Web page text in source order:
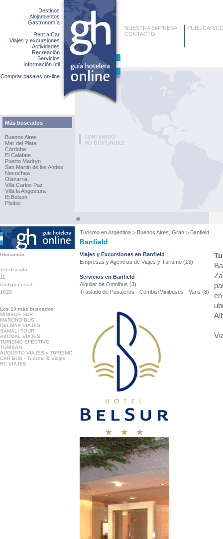
Destinos
Alojamientos
Gastronomía
Rent a Car
Viajes y excursiones
Actividades
Recreación
Servicios
Información útil
Comprar pasajes on-line
Más buscados
Buenos Aires
Mar del Plata
Córdoba
El Calafate
Puerto Madryn
San Martin de los Andes
Necochea
Olavarria
Villa Carlos Paz
Villa la Angostura
El Bolson
Plottier
NUESTRA EMPRESA
CONTACTO
PUBLICAR/
Turismo enArgentina > Buenos Aires, Gran > Banfield
Banfield
Ubicación
Telediscado:
11
Código postal:
1828
Los 10 más buscados
MINIBUS SUR
MAROÑO BUS
DELMAR VIAJES
SAMALI TOUR
AKUMAL VIAJES
TURISMO EFECTIVO
TURIBAN
AUGUSTO VIAJES y TURISMO
CAR BUS - Turismo & Viajes
RC VIAJES
Viajes y Excursiones en Banfield
Empresas y Agencias de Viajes y Turismo (13)
Servicios en Banfield
Alquiler de Omnibus (3)
Traslado de Pasajeros - Combis/Minibuses - Vans (3)